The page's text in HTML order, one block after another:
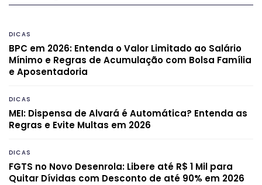
DICAS
BPC em 2026: Entenda o Valor Limitado ao Salário
Mínimo e Regras de Acumulação com Bolsa Família
e Aposentadoria
DICAS
MEI: Dispensa de Alvará é Automática? Entenda as
Regras e Evite Multas em 2026
DICAS
FGTS no Novo Desenrola: Libere até R$ 1 Mil para
Quitar Dívidas com Desconto de até 90% em 2026